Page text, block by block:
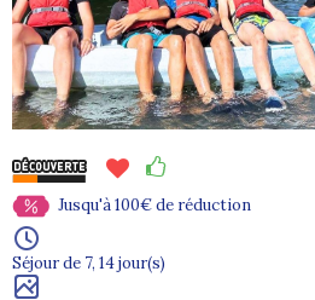
Jusqu'à 100€ de réduction
Séjour de 7, 14 jour(s)